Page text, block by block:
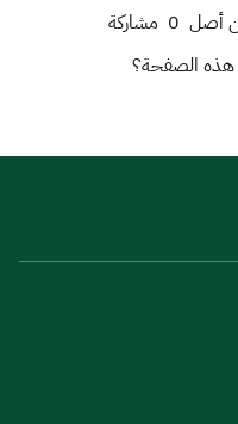
أصل 0 مشاركة
هذه الصفحة؟